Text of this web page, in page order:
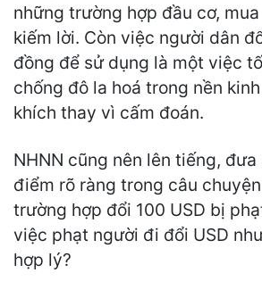
những trường hợp đầu cơ,
kiếm lời. Còn việc người dân
đồng để sử dụng là một việc
chống đô la hoá trong nền
khích thay vì cấm đoán.
NHNN cũng nên lên tiếng,
điểm rõ ràng trong câu
trường hợp đổi 100 USD bị
việc phạt người đi đổi USD
hợp lý?